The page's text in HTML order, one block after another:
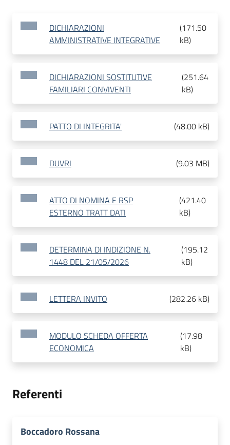
DICHIARAZIONI
AMMINISTRATIVE INTEGRATIVE
(171.50
kB)
DICHIARAZIONI SOSTITUTIVE
FAMILIARI CONVIVENTI
(251.64
kB)
PATTO DI INTEGRITA' (48.00 kB)
DUVRI (9.03 MB)
ATTO DI NOMINA E RSP
ESTERNO TRATT DATI
(421.40
kB)
DETERMINA DI INDIZIONE N.
1448 DEL 21/05/2026
(195.12
kB)
LETTERA INVITO (282.26 kB)
MODULO SCHEDA OFFERTA
ECONOMICA
(17.98
kB)
Referenti
Boccadoro Rossana